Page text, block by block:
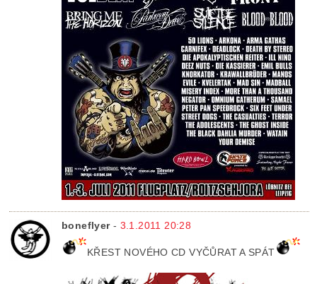
boneflyer- 3.1.2011 20:28
KŘEST NOVÉHO CD VYČŮRAT A SPÁT